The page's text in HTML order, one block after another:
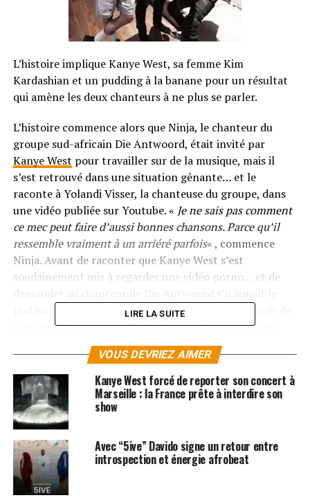
L’histoire implique Kanye West, sa femme Kim
Kardashian et un pudding à la banane pour un résultat
qui amène les deux chanteurs à ne plus se parler.
L’histoire commence alors que Ninja, le chanteur du
groupe sud-africain Die Antwoord, était invité par
Kanye West pour travailler sur de la musique, mais il
s’est retrouvé dans une situation gênante… et le
raconte à Yolandi Visser, la chanteuse du groupe, dans
une vidéo publiée sur Youtube. « Je ne sais pas comment
ce mec peut faire d’aussi bonnes chansons. Parce qu’il
ressemble vraiment à un arriéré parfois« , commence
Ninja. Avant de raconter que Kanye West s’est
soudainement mis à regarder une vidéo porno… et de
pudding à la banane. Or, « banana pudding » possède de
nombreux double-sens, ce qui a laissé Ninja sans voix.
J’ai bloqué son numéro après ça« , conclut Ninja.
Les albums de Die Antwoord sont disponibles sur
iTunes
etAmazon
LIRE LA SUITE
VOUS DEVRIEZ AIMER
Kanye West forcé de reporter son concert à
Marseille : la France prête à interdire son
show
Avec “5ive” Davido signe un retour entre
introspection et énergie afrobeat